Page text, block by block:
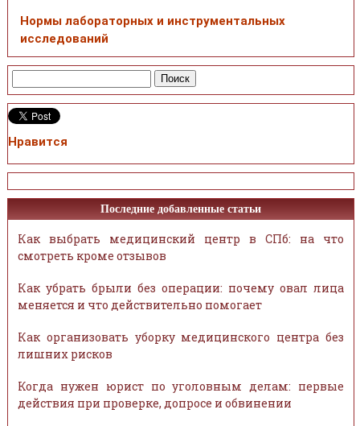
Нормы лабораторных и инструментальных
исследований
Нравится
Последние добавленные статьи
Как выбрать медицинский центр в СПб: на что
смотреть кроме отзывов
Как убрать брыли без операции: почему овал лица
меняется и что действительно помогает
Как организовать уборку медицинского центра без
лишних рисков
Когда нужен юрист по уголовным делам: первые
действия при проверке, допросе и обвинении